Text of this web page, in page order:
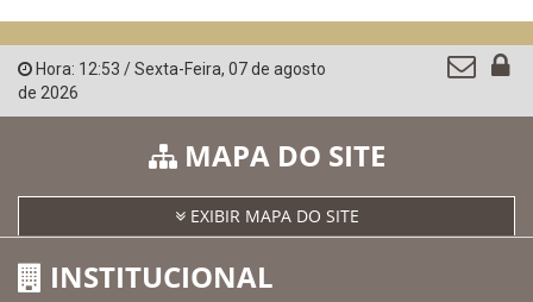
Hora: 12:53 /Sexta-Feira, 07 de agosto
de 2026
MAPA DO SITE
EXIBIR MAPA DO SITE
INSTITUCIONAL